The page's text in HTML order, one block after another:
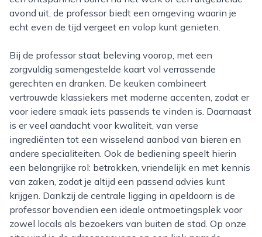
avond uit, de professor biedt een omgeving waarin je
echt even de tijd vergeet en volop kunt genieten.
Bij de professor staat beleving voorop, met een
zorgvuldig samengestelde kaart vol verrassende
gerechten en dranken. De keuken combineert
vertrouwde klassiekers met moderne accenten, zodat er
voor iedere smaak iets passends te vinden is. Daarnaast
is er veel aandacht voor kwaliteit, van verse
ingrediënten tot een wisselend aanbod van bieren en
andere specialiteiten. Ook de bediening speelt hierin
een belangrijke rol: betrokken, vriendelijk en met kennis
van zaken, zodat je altijd een passend advies kunt
krijgen. Dankzij de centrale ligging in apeldoorn is de
professor bovendien een ideale ontmoetingsplek voor
zowel locals als bezoekers van buiten de stad. Op onze